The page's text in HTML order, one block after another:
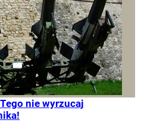
nie wyrzucaj